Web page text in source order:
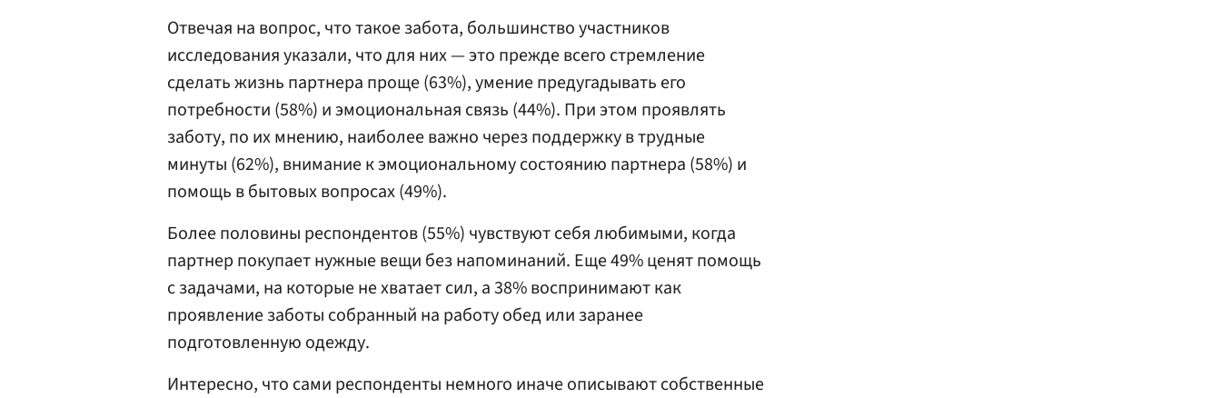
Отвечая на вопрос, что такое забота, большинство участников
исследования указали, что для них — это прежде всего стремление
сделать жизнь партнера проще (63%), умение предугадывать его
потребности (58%) и эмоциональная связь (44%). При этом проявлять
заботу, по их мнению, наиболее важно через поддержку в трудные
минуты (62%), внимание к эмоциональному состоянию партнера (58%) и
помощь в бытовых вопросах (49%).
Более половины респондентов (55%) чувствуют себя любимыми, когда
партнер покупает нужные вещи без напоминаний. Еще 49% ценят помощь
с задачами, на которые не хватает сил, а 38% воспринимают как
проявление заботы собранный на работу обед или заранее
подготовленную одежду.
Интересно, что сами респонденты немного иначе описывают собственные